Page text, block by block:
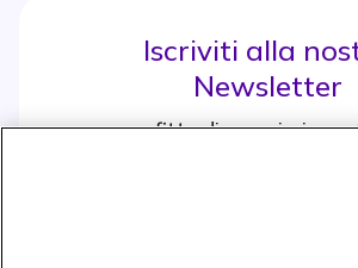
Iscriviti alla
Newsletter
e approfitta di maggiori